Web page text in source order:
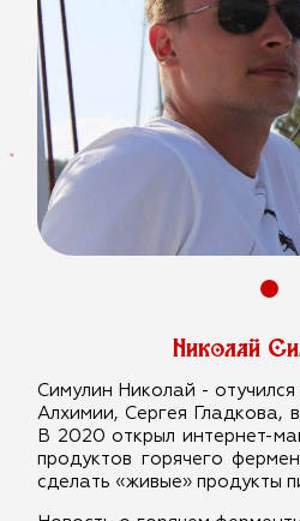
Николай
Симулин Николай -
Алхимии, Сергея Гладкова,
В 2020 открыл интернет-
продуктов горячего
сделать «живые» продукты